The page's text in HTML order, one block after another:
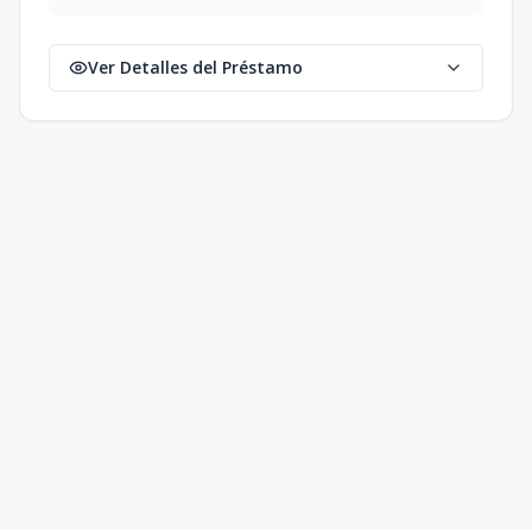
Ver Detalles del Préstamo